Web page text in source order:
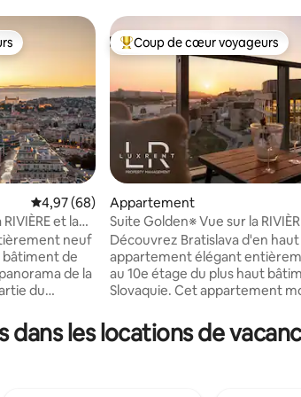
commentaires : 5 sur 5
les plus appréciés
Évaluation moyenne sur la base de 68
4,97 (68)
et la
neuf
bâtiment de
de la
du
de la
Coups de cœur voyageurs les
Coup de cœur voyageurs
Appartement
Suite Golden※ Vue sur la
VIEILLE VILLE※Parking gratuit
Découvrez Bratislava d'en haut
appartement élégant
au 10e étage du plus haut
Slovaquie. Cet appartement
dont vous tomberez
du soleil et avec un verre de
les locations de